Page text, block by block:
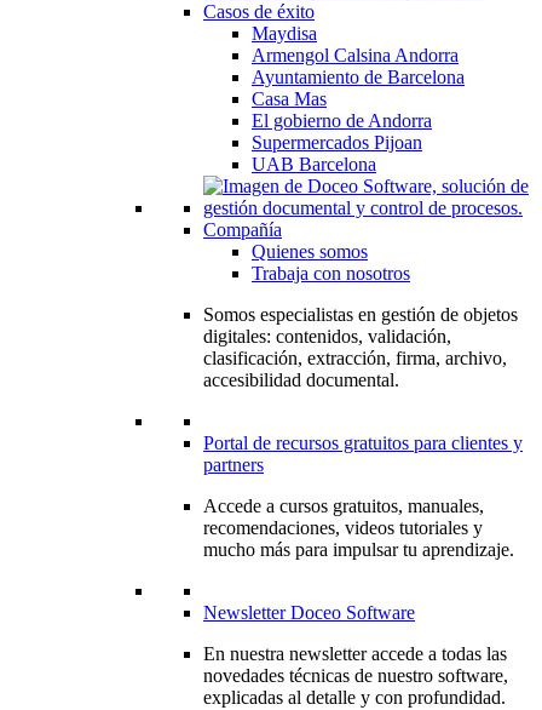
Casos de éxito
Maydisa
Armengol Calsina Andorra
Ayuntamiento de Barcelona
Casa Mas
El gobierno de Andorra
Supermercados Pijoan
UAB Barcelona
Compañía
Quienes somos
Trabaja con nosotros
Somos especialistas en gestión de objetos
digitales: contenidos, validación,
clasificación, extracción, firma, archivo,
accesibilidad documental.
Portal de recursos gratuitos para clientes y
partners
Accede a cursos gratuitos, manuales,
recomendaciones, videos tutoriales y
mucho más para impulsar tu aprendizaje.
Newsletter Doceo Software
En nuestra newsletter accede a todas las
novedades técnicas de nuestro software,
explicadas al detalle y con profundidad.